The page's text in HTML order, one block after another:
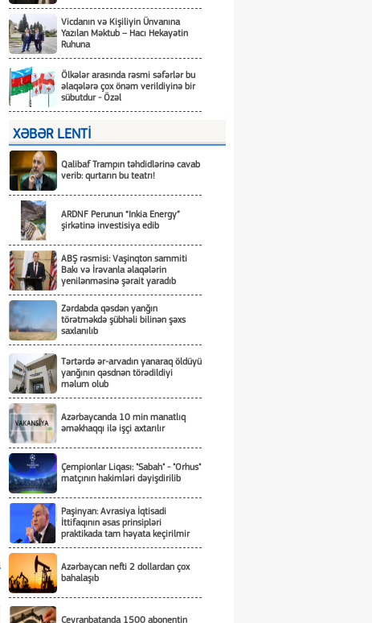
Vicdanın və Kişiliyin Ünvanına
Yazılan Məktub – Hacı Hekayətin
Ruhuna
Ölkələr arasında rəsmi səfərlər bu
əlaqələrə çox önəm verildiyinə bir
sübutdur - Özəl
XƏBƏR LENTİ
Qalibaf Trampın təhdidlərinə cavab
verib: qurtarın bu teatrı!
ARDNF Perunun “Inkia Energy”
şirkətinə investisiya edib
ABŞ rəsmisi: Vaşinqton sammiti
Bakı və İrəvanla əlaqələrin
yenilənməsinə şərait yaradıb
Zərdabda qəsdən yanğın
törətməkdə şübhəli bilinən şəxs
saxlanılıb
Tərtərdə ər-arvadın yanaraq öldüyü
yanğının qəsdnən törədildiyi
məlum olub
Azərbaycanda 10 min manatlıq
əməkhaqqı ilə işçi axtarılır
Çempionlar Liqası: "Sabah" - "Orhus"
matçının hakimləri dəyişdirilib
Paşinyan: Avrasiya İqtisadi
İttifaqının əsas prinsipləri
praktikada tam həyata keçirilmir
Azərbaycan nefti 2 dollardan çox
bahalaşıb
Ceyranbatanda 1500 abonentin